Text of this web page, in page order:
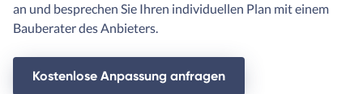
an und besprechen Sie Ihren individuellen Plan mit einem
Bauberater des Anbieters.
Kostenlose Anpassung anfragen